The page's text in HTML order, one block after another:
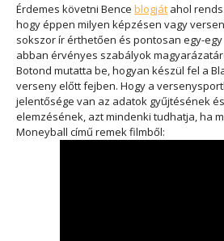
Érdemes követni Bence blogját ahol
hogy éppen milyen képzésen vagy
sokszor ír érthetően és pontosan egy-
abban érvényes szabályok
Botond mutatta be, hogyan készül fel a
verseny előtt fejben. Hogy a
jelentősége van az adatok gyűjtésének
elemzésének, azt mindenki tudhatja, ha
Moneyball című remek filmből: